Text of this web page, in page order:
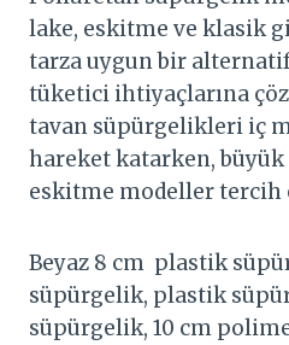
lake, eskitme ve klasik
tarza uygun bir
tüketici ihtiyaçlarına
tavan süpürgelikleri iç
hareket katarken, büyük
eskitme modeller tercih
Beyaz 8 cm plastik
süpürgelik, plastik
süpürgelik, 10 cm